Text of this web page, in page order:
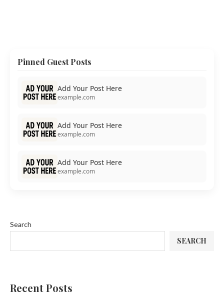
Pinned Guest Posts
Add Your Post Here
example.com
Add Your Post Here
example.com
Add Your Post Here
example.com
Search
SEARCH
Recent Posts